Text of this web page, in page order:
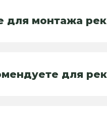
для монтажа
для